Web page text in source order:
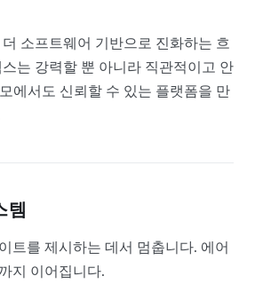
소프트웨어 기반으로 진화하는 흐
는 강력할 뿐 아니라 직관적이고 안
에서도 신뢰할 수 있는 플랫폼을 만
템
트를 제시하는 데서 멈춥니다. 에어
지 이어집니다.